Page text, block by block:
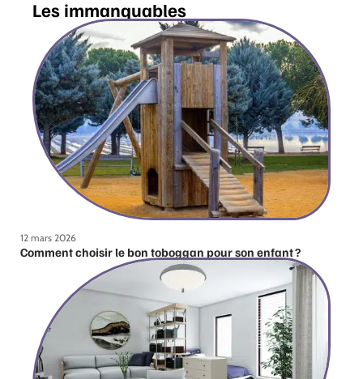
Les immanquables
12 mars 2026
Comment choisir le bon toboggan pour son enfant ?